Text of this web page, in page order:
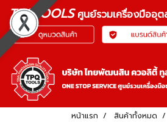
TPQTOOLSศูนย์รวมเครื่องมืออุต
หน้าแรก สินค้าทั้งหมด